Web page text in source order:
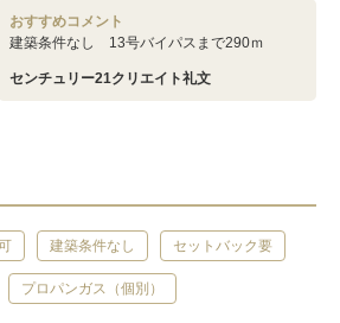
おすすめコメント
建築条件なし 13号バイパスまで290ｍ
センチュリー21クリエイト礼文
建築条件なし セットバック要
プロパンガス（個別）